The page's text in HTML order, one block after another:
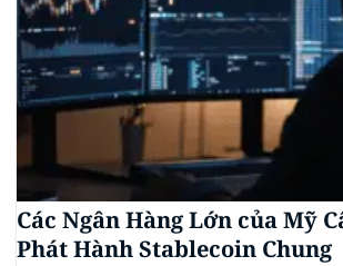
Các Ngân Hàng Lớn của Mỹ
Phát Hành Stablecoin Chung